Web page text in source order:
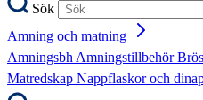
Sök
Amning och matning
AmningsbhAmningstillbehör
Matredskap Nappflaskor och